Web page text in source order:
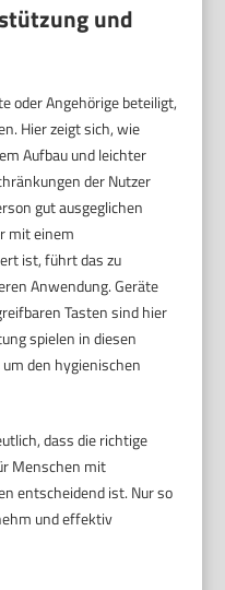
und
oder Angehörige beteiligt,
Hier zeigt sich, wie
Aufbau und leichter
der Nutzer
gut ausgeglichen
mit einem
ist, führt das zu
Anwendung. Geräte
Tasten sind hier
spielen in diesen
den hygienischen
dass die richtige
Menschen mit
entscheidend ist. Nur so
und effektiv